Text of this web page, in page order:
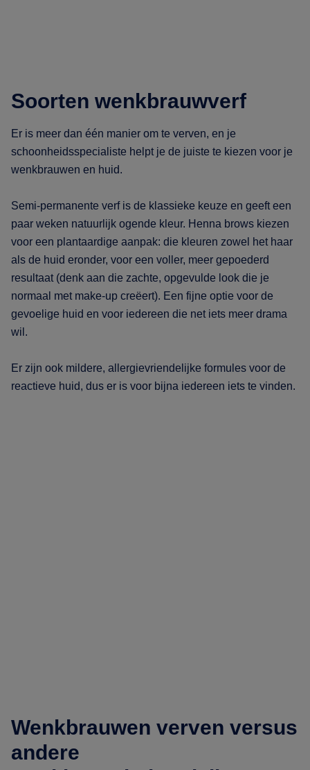
Soorten wenkbrauwverf
Er is meer dan één manier om te verven, en je
schoonheidsspecialiste helpt je de juiste te kiezen voor je
wenkbrauwen en huid.
Semi-permanente verf is de klassieke keuze en geeft een
paar weken natuurlijk ogende kleur. Henna brows kiezen
voor een plantaardige aanpak: die kleuren zowel het haar
als de huid eronder, voor een voller, meer gepoederd
resultaat (denk aan die zachte, opgevulde look die je
normaal met make-up creëert). Een fijne optie voor de
gevoelige huid en voor iedereen die net iets meer drama
wil.
Er zijn ook mildere, allergievriendelijke formules voor de
reactieve huid, dus er is voor bijna iedereen iets te vinden.
Wenkbrauwen verven versus
andere